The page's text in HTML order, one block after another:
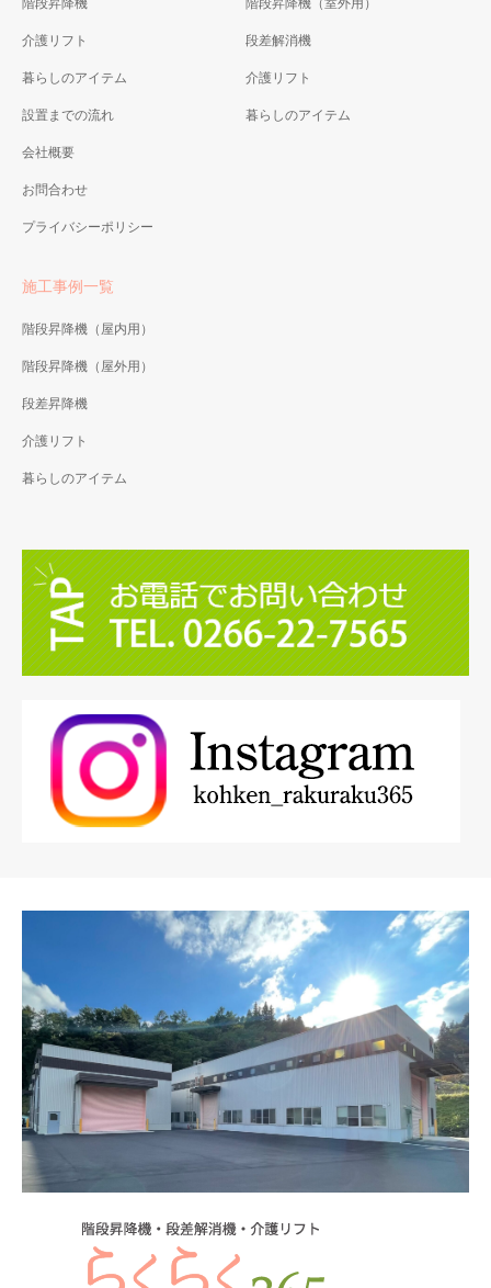
介護リフト
暮らしのアイテム
設置までの流れ
会社概要
お問合わせ
プライバシーポリシー
段差解消機
介護リフト
暮らしのアイテム
施工事例一覧
階段昇降機（屋内用）
階段昇降機（屋外用）
段差昇降機
介護リフト
暮らしのアイテム